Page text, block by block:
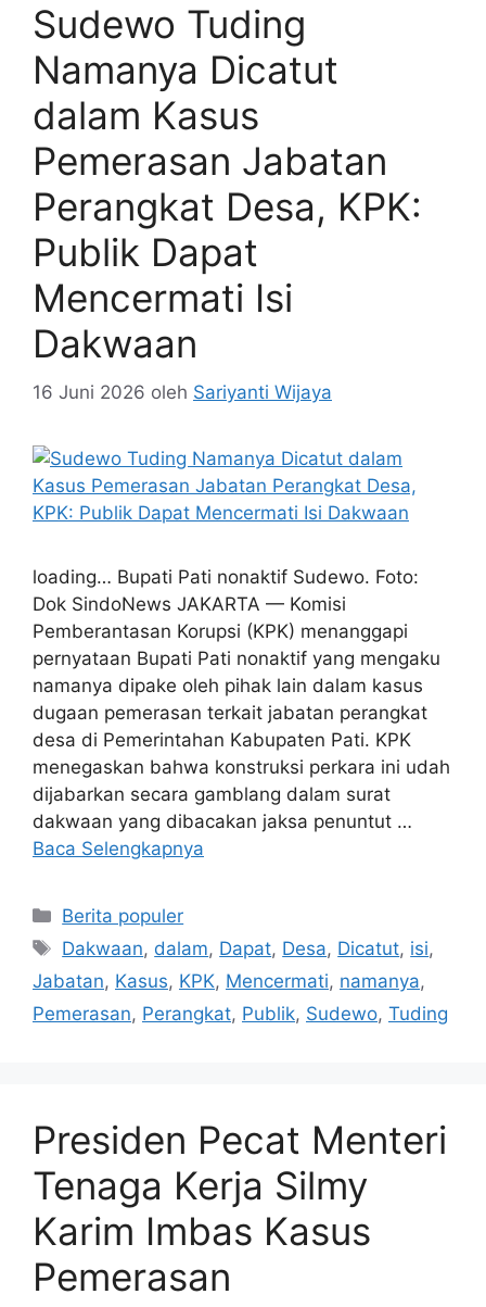
Sudewo Tuding
Namanya Dicatut
dalam Kasus
Pemerasan Jabatan
Perangkat Desa, KPK:
Publik Dapat
Mencermati Isi
Dakwaan
16 Juni 2026 oleh Sariyanti Wijaya
loading… Bupati Pati nonaktif Sudewo. Foto:
Dok SindoNews JAKARTA — Komisi
Pemberantasan Korupsi (KPK) menanggapi
pernyataan Bupati Pati nonaktif yang mengaku
namanya dipake oleh pihak lain dalam kasus
dugaan pemerasan terkait jabatan perangkat
desa di Pemerintahan Kabupaten Pati. KPK
menegaskan bahwa konstruksi perkara ini udah
dijabarkan secara gamblang dalam surat
dakwaan yang dibacakan jaksa penuntut …
Baca Selengkapnya
Kategori
Berita populer
Tag
Dakwaan, dalam, Dapat, Desa, Dicatut, isi,
Jabatan, Kasus, KPK, Mencermati, namanya,
Pemerasan, Perangkat, Publik, Sudewo, Tuding
Presiden Pecat Menteri
Tenaga Kerja Silmy
Karim Imbas Kasus
Pemerasan